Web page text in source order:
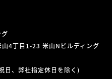
4丁目1-23 米山Nビルディング
、弊社指定休日を除く)